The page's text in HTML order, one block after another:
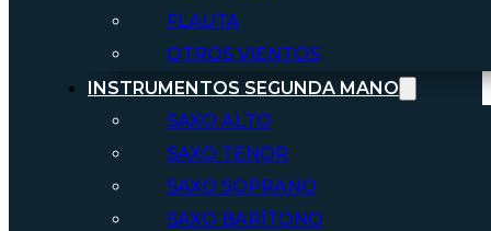
FLAUTA
OTROS VIENTOS
INSTRUMENTOS SEGUNDA MANO
SAXO ALTO
SAXO TENOR
SAXO SOPRANO
SAXO BARÍTONO